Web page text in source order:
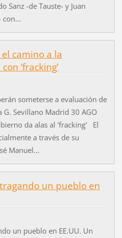
Sanz -de Tauste- y Juan
con...
camino a la
‘fracking’
someterse a evaluación de
Sevillano Madrid 30 AGO
da alas al 'fracking' El
a través de su
Manuel...
un pueblo en
un pueblo en EE.UU. Un